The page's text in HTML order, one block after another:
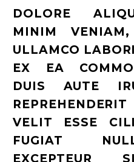
DOLORE
MINIM
ULLAMCO
EX EA
DUIS AUTE
VELIT ESSE
FUGIAT
EXCEPTEUR